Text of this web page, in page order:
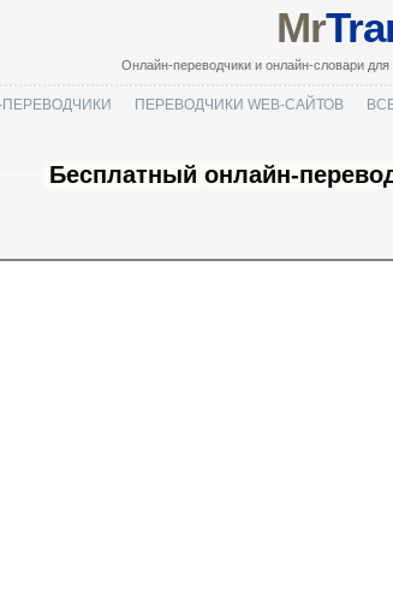
Mr
Онлайн-переводчики и онлайн-словари
ПЕРЕВОДЧИКИ WEB-САЙТОВ
Бесплатный онлайн-